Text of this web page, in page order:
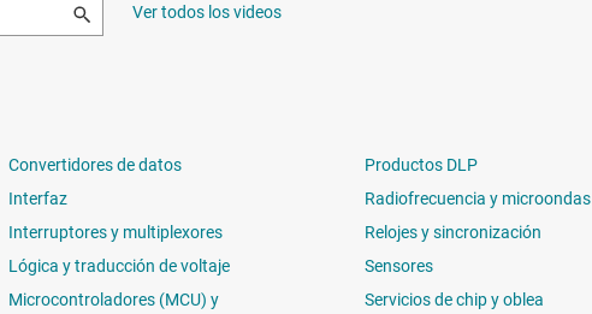
Ver todos los videos
Convertidores de datos
Interfaz
Interruptores y multiplexores
Lógica y traducción de voltaje
Microcontroladores (MCU) y
Productos DLP
Radiofrecuencia y microondas
Relojes y sincronización
Sensores
Servicios de chip y oblea